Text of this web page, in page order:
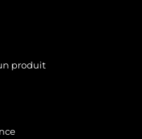
produit